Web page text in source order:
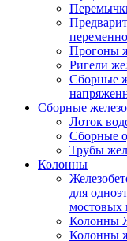
Прогоны
Ригели
Сборные
Сборные
Лоток
Сборные
Трубы
Колонны
для
мостовых
Колонны
Колонны